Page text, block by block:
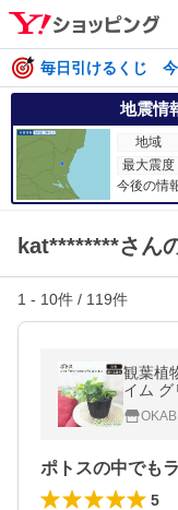
毎日引けるくじ
地震情
地域
最大震度
今後の情
kat********さん
1 - 10件 / 119件
観葉植
イム
鉢皿付
物 送料
5